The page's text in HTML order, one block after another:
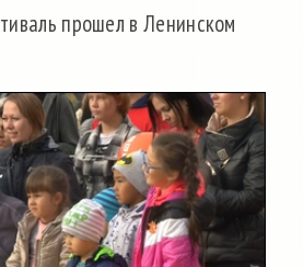
прошел в Ленинском